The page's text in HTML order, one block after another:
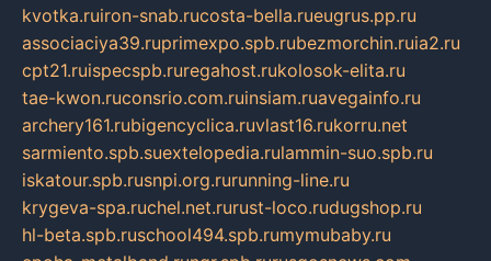
kvotka.ruiron-snab.rucosta-bella.rueugrus.pp.ru
associaciya39.ruprimexpo.spb.rubezmorchin.ruia2.ru
cpt21.ruispecspb.ruregahost.rukolosok-elita.ru
tae-kwon.ruconsrio.com.ruinsiam.ruavegainfo.ru
archery161.rubigencyclica.ruvlast16.rukorru.net
sarmiento.spb.suextelopedia.rulammin-suo.spb.ru
iskatour.spb.rusnpi.org.rurunning-line.ru
krygeva-spa.ruchel.net.rurust-loco.rudugshop.ru
hl-beta.spb.ruschool494.spb.rumymubaby.ru